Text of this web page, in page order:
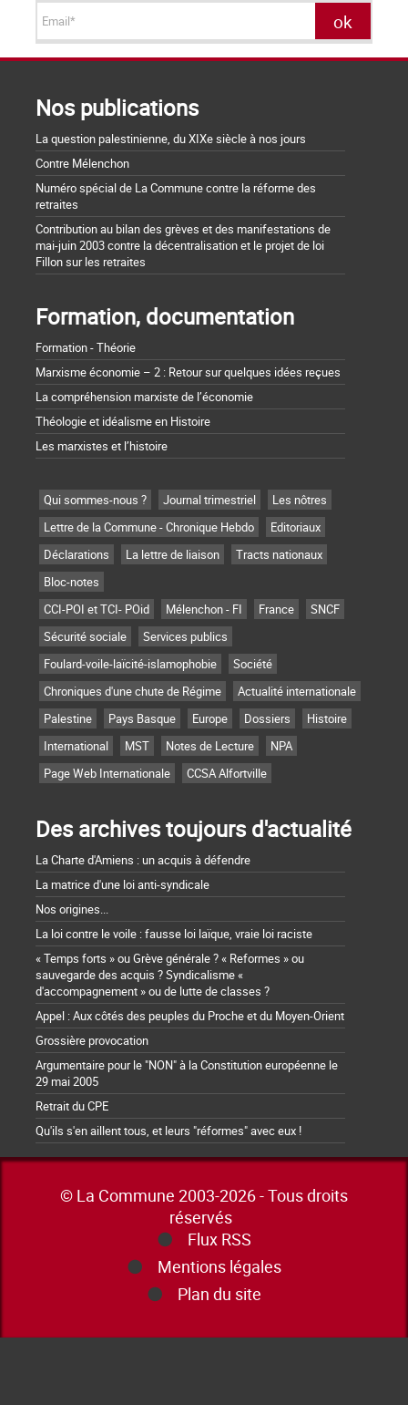
Nos publications
La question palestinienne, du XIXe siècle à nos jours
Contre Mélenchon
Numéro spécial de La Commune contre la réforme des
retraites
Contribution au bilan des grèves et des manifestations de
mai-juin 2003 contre la décentralisation et le projet de loi
Fillon sur les retraites
Formation, documentation
Formation - Théorie
Marxisme économie – 2 : Retour sur quelques idées reçues
La compréhension marxiste de l’économie
Théologie et idéalisme en Histoire
Les marxistes et l’histoire
Qui sommes-nous ? Journal trimestriel
Les nôtres
Lettre de la Commune - Chronique Hebdo
Editoriaux
Déclarations
La lettre de liaison
Tracts nationaux
Bloc-notes
CCI-POI et TCI- POid
Mélenchon - FI France
SNCF
Sécurité sociale
Services publics
Foulard-voile-laïcité-islamophobie
Société
Chroniques d'une chute de Régime
Actualité internationale
Palestine
Pays Basque Europe Dossiers
Histoire
International
MST Notes de Lecture
NPA
Page Web Internationale
CCSA Alfortville
Des archives toujours d'actualité
La Charte d'Amiens : un acquis à défendre
La matrice d'une loi anti-syndicale
Nos origines...
La loi contre le voile : fausse loi laïque, vraie loi raciste
« Temps forts » ou Grève générale ? « Reformes » ou
sauvegarde des acquis ? Syndicalisme «
d'accompagnement » ou de lutte de classes ?
Appel : Aux côtés des peuples du Proche et du Moyen-Orient
Grossière provocation
Argumentaire pour le "NON" à la Constitution européenne le
29 mai 2005
Retrait du CPE
Qu'ils s'en aillent tous, et leurs "réformes" avec eux !
© La Commune 2003-2026 - Tous droits
réservés
Flux RSS
Mentions légales
Plan du site